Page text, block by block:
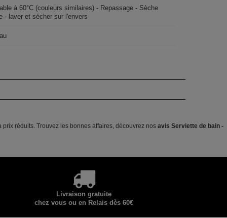
à 60°C (couleurs similaires) - Repassage - Sèche
- laver et sécher sur l'envers
réduits. Trouvez les bonnes affaires, découvrez nos avis Serviette de bain -
Livraison gratuite
chez vous ou en Relais dès 60€